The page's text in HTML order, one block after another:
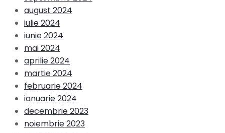
august 2024
iulie 2024
iunie 2024
mai 2024
aprilie 2024
martie 2024
februarie 2024
ianuarie 2024
decembrie 2023
noiembrie 2023